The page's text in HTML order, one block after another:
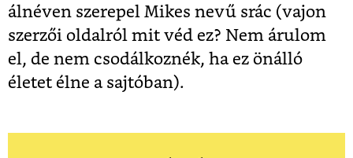
álnéven szerepel Mikes nevű srác (vajon
szerzői oldalról mit véd ez? Nem árulom
el, de nem csodálkoznék, ha ez önálló
életet élne a sajtóban).